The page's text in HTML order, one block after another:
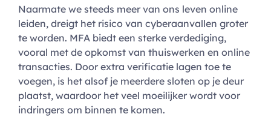
Naarmate we steeds meer van ons leven online
leiden, dreigt het risico van cyberaanvallen groter
te worden. MFA biedt een sterke verdediging,
vooral met de opkomst van thuiswerken en online
transacties. Door extra verificatie lagen toe te
voegen, is het alsof je meerdere sloten op je deur
plaatst, waardoor het veel moeilijker wordt voor
indringers om binnen te komen.